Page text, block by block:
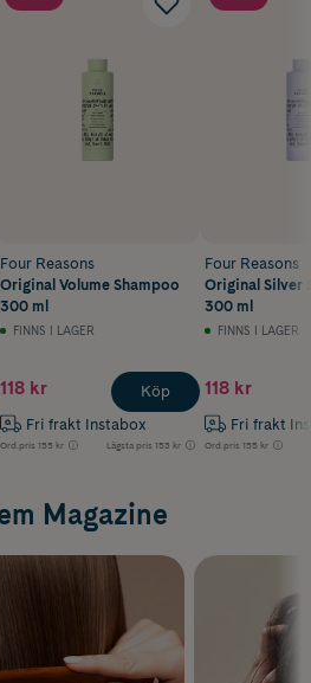
Four Reasons
Original Volume Shampoo
300 ml
FINNS I LAGER
118 kr
Fri frakt Instabox
Ord.pris 155 kr Lägsta pris 153 kr
Köp
Four Reasons
Original Silver
300 ml
FINNS I LAGER
118 kr
Fri frakt
Ord.pris 155 kr
Magazine